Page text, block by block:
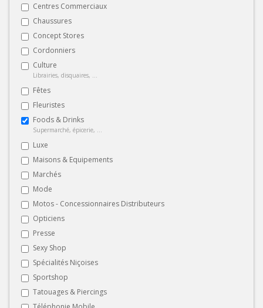
Centres Commerciaux
Chaussures
Concept Stores
Cordonniers
Culture
Librairies, disquaires, ...
Fêtes
Fleuristes
Foods & Drinks
Supermarché, épicerie, ...
Luxe
Maisons & Equipements
Marchés
Mode
Motos - Concessionnaires Distributeurs
Opticiens
Presse
Sexy Shop
Spécialités Niçoises
Sportshop
Tatouages & Piercings